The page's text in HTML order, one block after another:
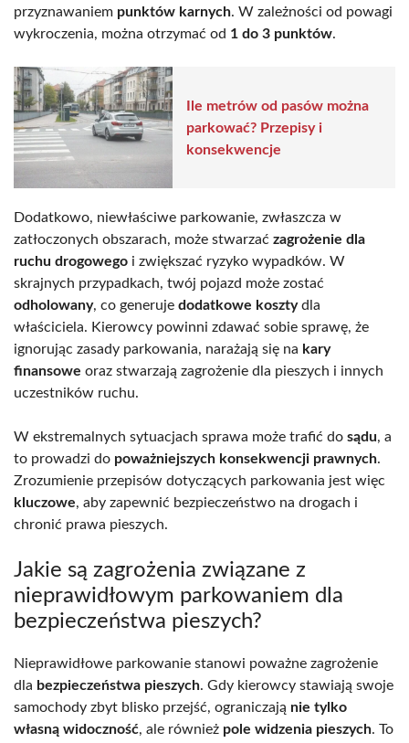
przyznawaniem punktów karnych. W zależności od powagi
wykroczenia, można otrzymać od 1 do 3 punktów.
Ile metrów od pasów można
parkować? Przepisy i
konsekwencje
Dodatkowo, niewłaściwe parkowanie, zwłaszcza w
zatłoczonych obszarach, może stwarzać zagrożenie dla
ruchu drogowego i zwiększać ryzyko wypadków. W
skrajnych przypadkach, twój pojazd może zostać
odholowany, co generuje dodatkowe kosztydla
właściciela. Kierowcy powinni zdawać sobie sprawę, że
ignorując zasady parkowania, narażają się na kary
finansowe oraz stwarzają zagrożenie dla pieszych i innych
uczestników ruchu.
W ekstremalnych sytuacjach sprawa może trafić do sądu, a
to prowadzi do poważniejszych konsekwencji prawnych.
Zrozumienie przepisów dotyczących parkowania jest więc
kluczowe, aby zapewnić bezpieczeństwo na drogach i
chronić prawa pieszych.
Jakie są zagrożenia związane z
nieprawidłowym parkowaniem dla
bezpieczeństwa pieszych?
Nieprawidłowe parkowanie stanowi poważne zagrożenie
dla bezpieczeństwa pieszych. Gdy kierowcy stawiają swoje
samochody zbyt blisko przejść, ograniczają nie tylko
własną widoczność, ale również pole widzenia pieszych. To